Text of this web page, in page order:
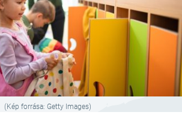
(Kép forrása: Getty Images)